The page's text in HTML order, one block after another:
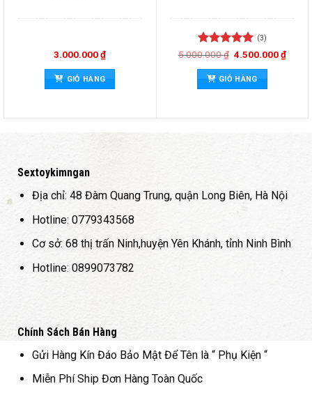
3.000.000₫
GIỎ HÀNG
Được xếp
sao
(3)
5.000.000₫ Giá
là:
5.000.000 ₫.
4.500.000₫Giá
hiện
GIỎ HÀNG
Sextoykimngan
Địa chỉ: 48 Đàm Quang Trung, quận Long Biên, Hà Nội
Hotline: 0779343568
Cơ sở: 68 thị trấn Ninh,huyện Yên Khánh, tỉnh Ninh Bình
Hotline: 0899073782
Chính Sách Bán Hàng
Gửi Hàng Kín Đáo Bảo Mật Để Tên là “ Phụ Kiện “
Miễn Phí Ship Đơn Hàng Toàn Quốc